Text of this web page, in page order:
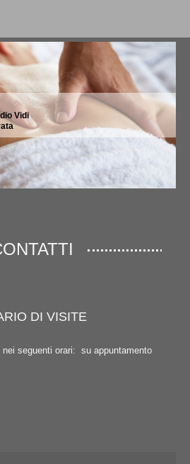
Vidi
DI VISITE
nei seguenti orari: su appuntamento